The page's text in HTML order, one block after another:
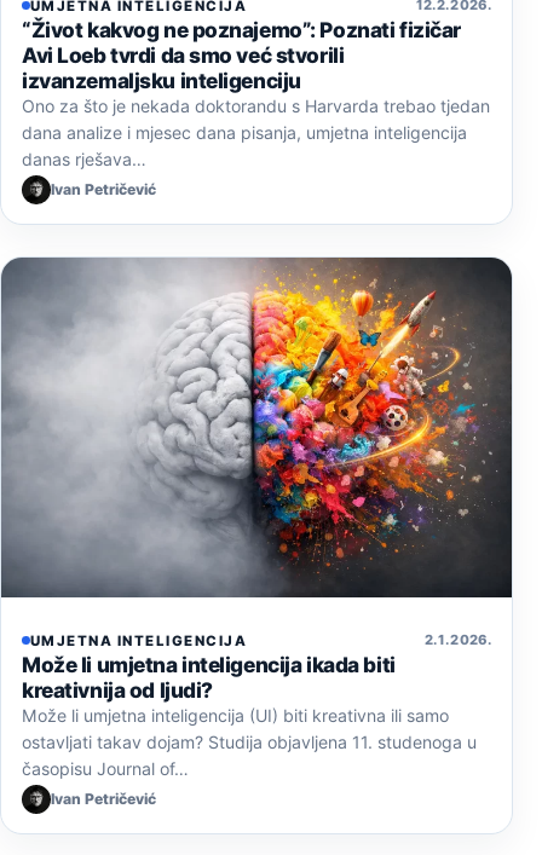
UMJETNA INTELIGENCIJA 12. 2. 2026.
“Život kakvog ne poznajemo”: Poznati fizičar
Avi Loeb tvrdi da smo već stvorili
izvanzemaljsku inteligenciju
Ono za što je nekada doktorandu s Harvarda trebao tjedan
dana analize i mjesec dana pisanja, umjetna inteligencija
danas rješava…
Ivan Petričević
UMJETNA INTELIGENCIJA 2. 1. 2026.
Može li umjetna inteligencija ikada biti
kreativnija od ljudi?
Može li umjetna inteligencija (UI) biti kreativna ili samo
ostavljati takav dojam? Studija objavljena 11. studenoga u
časopisu Journal of…
Ivan Petričević